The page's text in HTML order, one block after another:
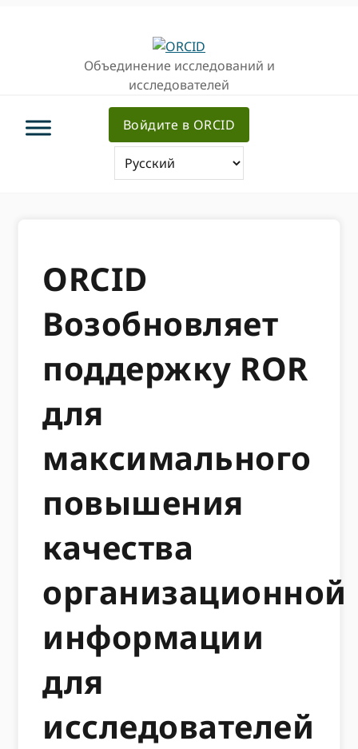
Объединение исследований и
исследователей
Войдите в ORCID
ORCID
Возобновляет
поддержку ROR
для
максимального
повышения
качества
организационной
информации
для
исследователей